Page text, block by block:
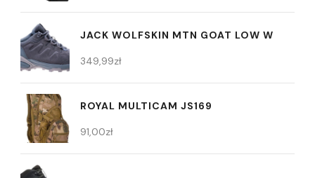
JACK WOLFSKIN MTN GOAT LOW W
349,99zł
ROYAL MULTICAM JS169
91,00zł